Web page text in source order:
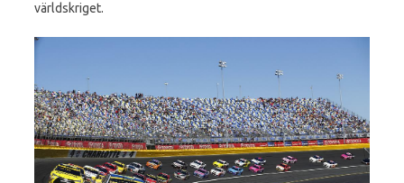
världskriget.